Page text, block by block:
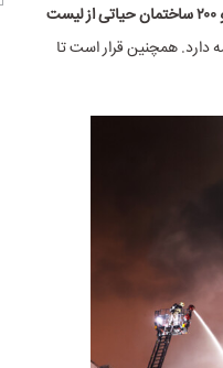
حذف یک هزار و ۲۰۰ ساختمان حیاتی از لیست
دارد. همچنین قرار است تا